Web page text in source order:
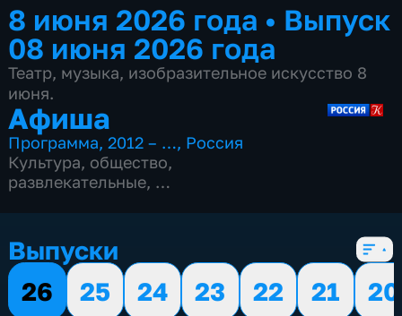
8 июня 2026 года • Выпуск
08 июня 2026 года
Театр, музыка, изобразительное искусство 8
июня.
Афиша
Программа,2012 – …, Россия
Культура, общество,
развлекательные,
Выпуски
26
25 24 23 22 21
20